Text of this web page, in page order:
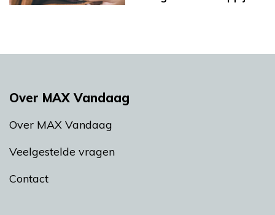
Over MAX Vandaag
Over MAX Vandaag
Veelgestelde vragen
Contact